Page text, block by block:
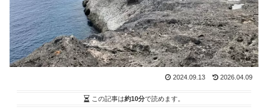
2024.09.13 2026.04.09
この記事は約10分で読めます。